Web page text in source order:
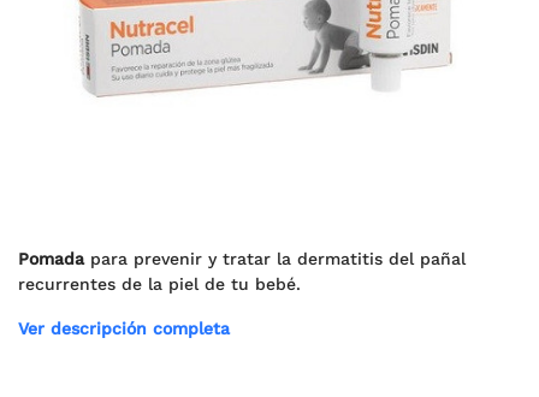
Pomadapara prevenir y tratar la dermatitis del pañal
recurrentes de la piel de tu bebé.
Ver descripción completa